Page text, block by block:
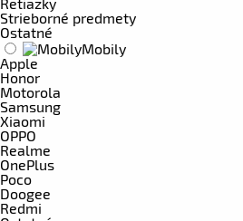
Strieborné predmety
Ostatné
Mobily
Apple
Honor
Motorola
Samsung
Xiaomi
OPPO
Realme
OnePlus
Poco
Doogee
Redmi